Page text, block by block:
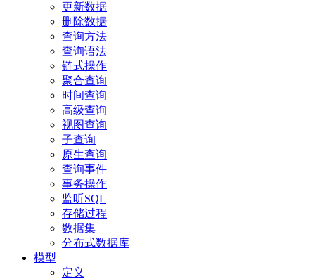
更新数据
删除数据
查询方法
查询语法
链式操作
聚合查询
时间查询
高级查询
视图查询
子查询
原生查询
查询事件
事务操作
监听SQL
存储过程
数据集
分布式数据库
模型
定义